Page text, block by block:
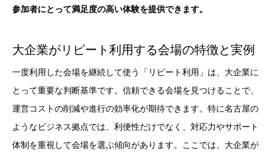
参加者にとって満足度の高い体験を提供できます。
大企業がリピート利用する会場の特徴と実例
一度利用した会場を継続して使う「リピート利用」は、大企業に
とって重要な判断基準です。信頼できる会場を見つけることで、
運営コストの削減や進行の効率化が期待できます。特に名古屋の
ようなビジネス拠点では、利便性だけでなく、対応力やサポート
体制を重視して会場を選ぶ傾向があります。ここでは、大企業が